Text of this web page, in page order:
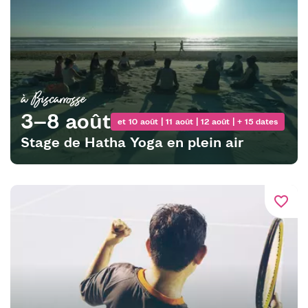
à Biscarrosse
3–8 août et 10 août | 11 août | 12 août | + 15 dates
Stage de Hatha Yoga en plein air
favorite_border